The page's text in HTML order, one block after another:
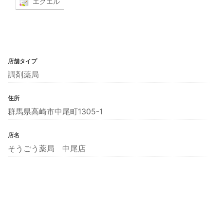
店舗タイプ
調剤薬局
住所
群馬県高崎市中尾町1305-1
店名
そうごう薬局 中尾店